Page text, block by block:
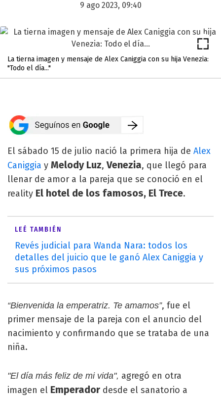
9 ago 2023, 09:40
La tierna imagen y mensaje de Alex Caniggia con su hija Venezia:
"Todo el día..."
El sábado 15 de julio nació la primera hija de Alex
Caniggia y Melody Luz, Venezia, que llegó para
llenar de amor a la pareja que se conoció en el
reality El hotel de los famosos, El Trece.
LEÉ TAMBIÉN
Revés judicial para Wanda Nara: todos los
detalles del juicio que le ganó Alex Caniggia y
sus próximos pasos
“Bienvenida la emperatriz. Te amamos”, fue el
primer mensaje de la pareja con el anuncio del
nacimiento y confirmando que se trataba de una
niña.
"El día más feliz de mi vida", agregó en otra
imagen el Emperador desde el sanatorio a